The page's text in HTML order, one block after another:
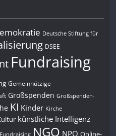
Deutsche Stiftung für
DSEE
Fundraising
Gemeinnützige
Großspenden Großspenden-
KI Kinder Kirche
künstliche Intelligenz
NGO NPO Online-